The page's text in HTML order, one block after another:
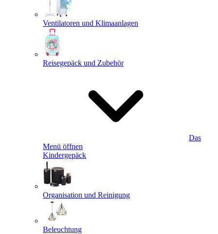
Ventilatoren und Klimaanlagen
Reisegepäck und Zubehör
Das
Menü öffnen
Kindergepäck
Organisation und Reinigung
Beleuchtung